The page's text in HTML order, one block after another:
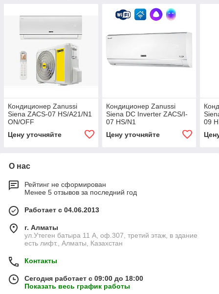
Кондиционер Zanussi
Siena ZACS-07 HS/A21/N1
ON/OFF
Цену уточняйте
Кондиционер Zanussi
Siena DC Inverter ZACS/I-
07 HS/N1
Цену уточняйте
09
О нас
Рейтинг не сформирован
Менее 5 отзывов за последний год
Работает с 04.06.2013
г. Алматы
ул.Утеген батыра 11 А, оф.307, третий этаж, в здание
есть лифт., Алматы, Казахстан
Контакты
Сегодня работает с 09:00 до 18:00
Показать весь график работы